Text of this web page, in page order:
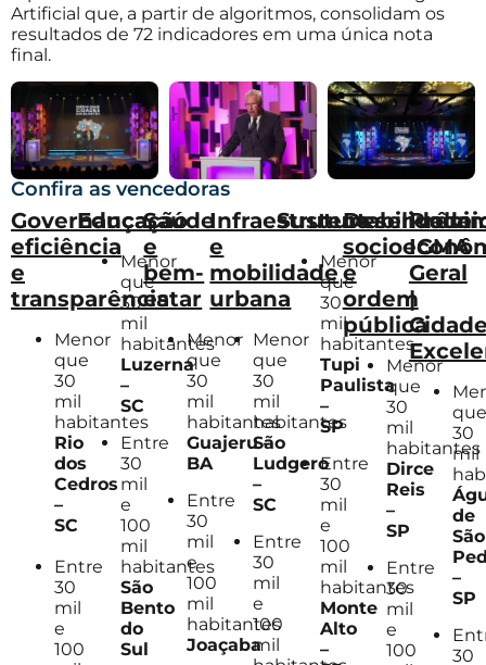
Artificial que, a partir de algoritmos, consolidam os
resultados de 72 indicadores em uma única nota
final.
Confira as vencedoras
Governança,
eficiência
e
transparência
Menor
que
30
mil
habitantes
Rio
dos
Cedros
–
SC
Entre
30
mil
e
100
Educação
Menor
que
30
mil
habitantes
Luzerna
–
SC
Entre
30
mil
e
100
mil
habitantes
São
Bento
do
Sul
Saúde
e
bem-
estar
Menor
que
30
mil
habitantes
Guajeru–
BA
Entre
30
mil
e
100
mil
habitantes
Joaçaba
Infraestrutura
e
mobilidade
urbana
Menor
que
30
mil
habitantes
São
Ludgero
–
SC
Entre
30
mil
e
100
mil
Sustentabilidade
Menor
que
30
mil
habitantes
Tupi
Paulista
–
SP
Entre
30
mil
e
100
mil
habitantes
Monte
Alto
–
e
ordem
pública
Menor
que
30
mil
habitantes
Dirce
Reis
–
SP
Entre
30
mil
e
100
IGMA
Geral
|
que
30
mil
de
São
–
SP
30